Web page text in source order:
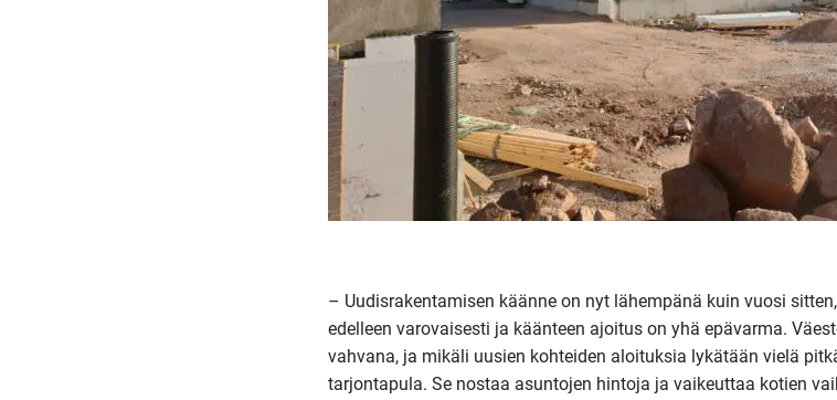
– Uudisrakentamisen käänne on nyt lähempänä kuin vuosi
edelleen varovaisesti ja käänteen ajoitus on yhä epävarma.
vahvana, ja mikäli uusien kohteiden aloituksia lykätään vielä
tarjontapula. Se nostaa asuntojen hintoja ja vaikeuttaa kotien